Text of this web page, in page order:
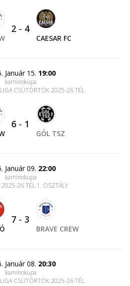
2 - 4
CAESAR FC
Január 15. 19:00
kaminokupa
CSÜTÖRTÖK 2025-26 TÉL
6 - 1
GÓL TSZ
Január 09. 22:00
kaminokupa
2025-26 TÉL 1. OSZTÁLY
7 - 3
BRAVE CREW
Január 08. 20:30
kaminokupa
CSÜTÖRTÖK 2025-26 TÉL